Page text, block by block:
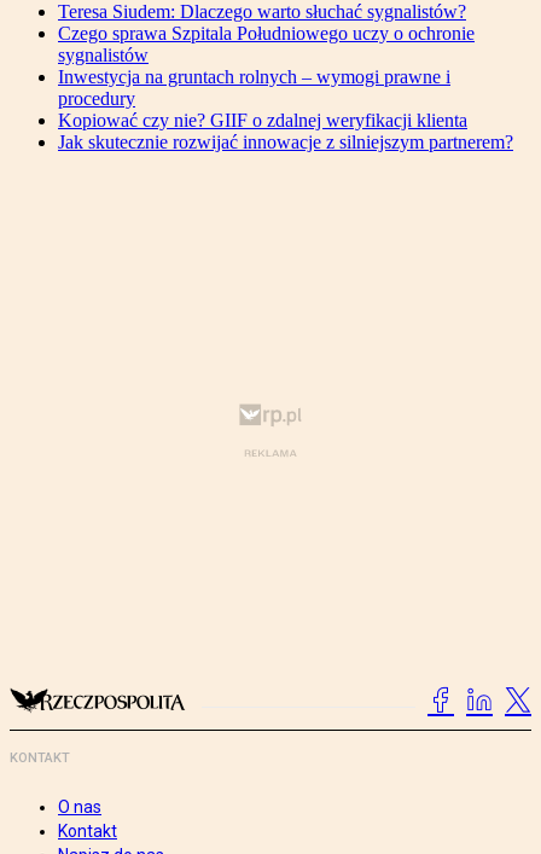
Teresa Siudem: Dlaczego warto słuchać sygnalistów?
Czego sprawa Szpitala Południowego uczy o ochronie
sygnalistów
Inwestycja na gruntach rolnych – wymogi prawne i
procedury
Kopiować czy nie? GIIF o zdalnej weryfikacji klienta
Jak skutecznie rozwijać innowacje z silniejszym partnerem?
KONTAKT
O nas
Kontakt